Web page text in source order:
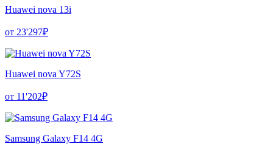
Huawei nova 13i
от 23'297₽
Huawei nova Y72S
от 11'202₽
Samsung Galaxy F14 4G